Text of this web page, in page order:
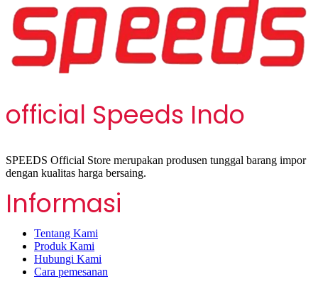
official Speeds Indo
SPEEDS Official Store merupakan produsen tunggal barang impor
dengan kualitas harga bersaing.
Informasi
Tentang Kami
Produk Kami
Hubungi Kami
Cara pemesanan